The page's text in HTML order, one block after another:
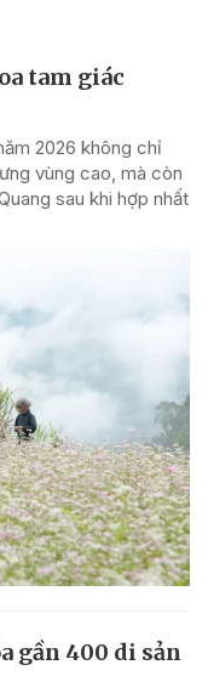
tam giác
2026 không chỉ
vùng cao, mà còn
sau khi hợp nhất
gần 400 di sản